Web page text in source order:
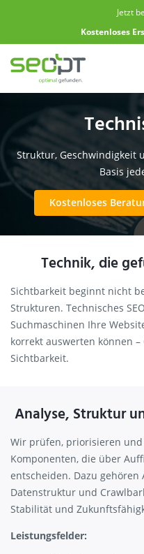
Jetzt
Kostenloses
Struktur, Geschwindigkeit
Basis
Kostenloses
Technik, die
Sichtbarkeit beginnt nicht
Strukturen. Technisches
Suchmaschinen Ihre
korrekt auswerten können
Sichtbarkeit.
Analyse, Struktur
Wir prüfen, priorisieren und
Komponenten, die über
entscheiden. Dazu gehören
Datenstruktur und
Stabilität und
Leistungsfelder: